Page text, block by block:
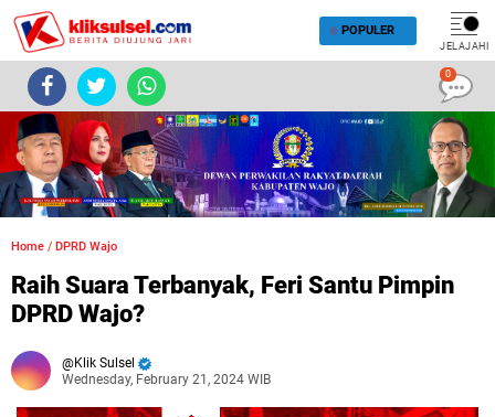
POPULER
JELAJAHI
Home / DPRD Wajo
Raih Suara Terbanyak, Feri Santu Pimpin
DPRD Wajo?
Klik Sulsel
Wednesday, February 21, 2024 WIB
0